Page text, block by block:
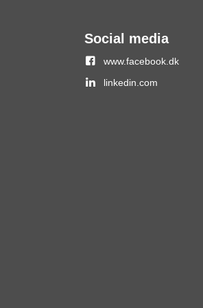
Social media
www.facebook.dk
linkedin.com